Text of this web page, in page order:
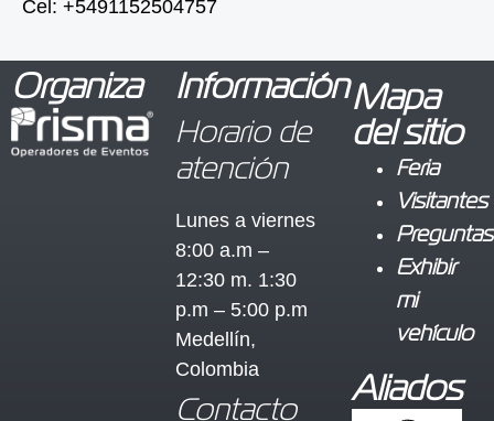
Cel: +5491152504757
Mapa
del sitio
Feria
Visitantes
Preguntas
Exhibir
mi
vehículo
Aliados
Información
Horario de
atención
Lunes a viernes
8:00 a.m –
12:30 m. 1:30
p.m – 5:00 p.m
Medellín,
Colombia
Contacto
Organiza